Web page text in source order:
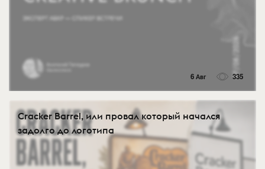
6 Авг 335
Cracker Barrel, или провал который начался
задолго до логотипа